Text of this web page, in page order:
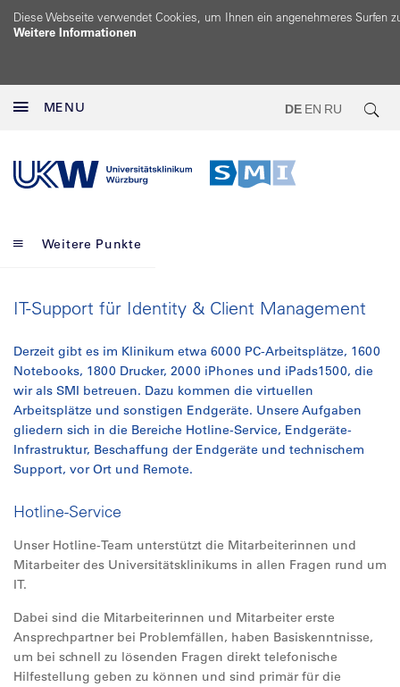
Diese Webseite verwendet Cookies, um Ihnen ein angenehmeres Surfen
Weitere Informationen
MENU DE EN RU
Weitere Punkte
IT-Support für Identity & Client Management
Derzeit gibt es im Klinikum etwa 6000 PC-Arbeitsplätze, 1600
Notebooks, 1800 Drucker, 2000 iPhones und iPads1500, die
wir als SMI betreuen. Dazu kommen die virtuellen
Arbeitsplätze und sonstigen Endgeräte. Unsere Aufgaben
gliedern sich in die Bereiche Hotline-Service, Endgeräte-
Infrastruktur, Beschaffung der Endgeräte und technischem
Support, vor Ort und Remote.
Hotline-Service
Unser Hotline-Team unterstützt die Mitarbeiterinnen und
Mitarbeiter des Universitätsklinikums in allen Fragen rund um
IT.
Dabei sind die Mitarbeiterinnen und Mitarbeiter erste
Ansprechpartner bei Problemfällen, haben Basiskenntnisse,
um bei schnell zu lösenden Fragen direkt telefonische
Hilfestellung geben zu können und sind primär für die